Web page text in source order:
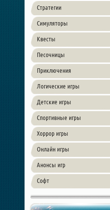
Стратегии
Симуляторы
Квесты
Песочницы
Приключения
Логические игры
Детские игры
Спортивные игры
Хоррор игры
Онлайн игры
Анонсы игр
Софт